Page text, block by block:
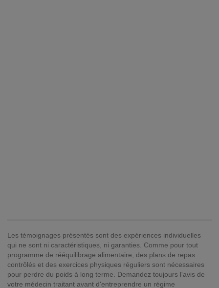
Les témoignages présentés sont des expériences individuelles
qui ne sont ni caractéristiques, ni garanties. Comme pour tout
programme de rééquilibrage alimentaire, des plans de repas
contrôlés et des exercices physiques réguliers sont nécessaires
pour perdre du poids à long terme. Demandez toujours l'avis de
votre médecin traitant avant d'entreprendre un régime